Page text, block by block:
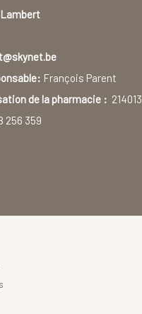
François Parent
de la pharmacie : 214013
256 359